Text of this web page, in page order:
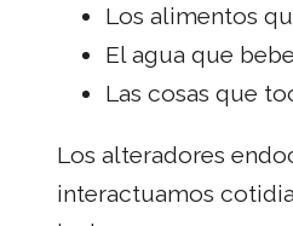
Los alimentos
El agua que
Las cosas que
Los alteradores
interactuamos